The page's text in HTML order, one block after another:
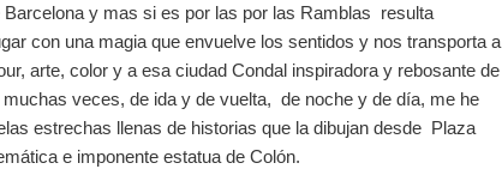
Barcelona y mas si es por las por las Ramblas resulta
con una magia que envuelve los sentidos y nos transporta a
arte, color y a esa ciudad Condal inspiradora y rebosante de
veces, de ida y de vuelta, de noche y de día, me he
estrechas llenas de historias que la dibujan desde Plaza
e imponente estatua de Colón.